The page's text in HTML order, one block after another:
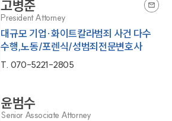
고병준
President Attorney
대규모 기업·화이트칼라범죄 사건 다수
수행,노동/포렌식/성범죄전문변호사
T. 070-5221-2805
윤범수
Senior Associate Attorney